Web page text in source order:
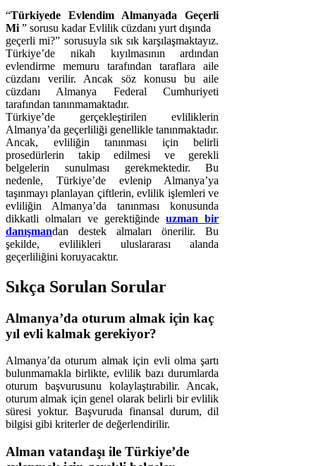
“Türkiyede Evlendim Almanyada Geçerli
Mi ” sorusu kadar Evlilik cüzdanı yurt dışında
geçerli mi?” sorusuyla sık sık karşılaşmaktayız.
Türkiye’de nikah kıyılmasının ardından
evlendirme memuru tarafından taraflara aile
cüzdanı verilir. Ancak söz konusu bu aile
cüzdanı Almanya Federal Cumhuriyeti
tarafından tanınmamaktadır.
Türkiye’de gerçekleştirilen evliliklerin
Almanya’da geçerliliği genellikle tanınmaktadır.
Ancak, evliliğin tanınması için belirli
prosedürlerin takip edilmesi ve gerekli
belgelerin sunulması gerekmektedir. Bu
nedenle, Türkiye’de evlenip Almanya’ya
taşınmayı planlayan çiftlerin, evlilik işlemleri ve
evliliğin Almanya’da tanınması konusunda
dikkatli olmaları ve gerektiğindeuzman bir
danışmandan destek almaları önerilir. Bu
şekilde, evlilikleri uluslararası alanda
geçerliliğini koruyacaktır.
Sıkça Sorulan Sorular
Almanya’da oturum almak için kaç
yıl evli kalmak gerekiyor?
Almanya’da oturum almak için evli olma şartı
bulunmamakla birlikte, evlilik bazı durumlarda
oturum başvurusunu kolaylaştırabilir. Ancak,
oturum almak için genel olarak belirli bir evlilik
süresi yoktur. Başvuruda finansal durum, dil
bilgisi gibi kriterler de değerlendirilir.
Alman vatandaşı ile Türkiye’de